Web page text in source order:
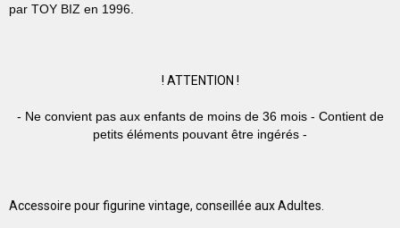
par TOY BIZ en 1996.
! ATTENTION !
- Ne convient pas aux enfants de moins de 36 mois - Contient de
petits éléments pouvant être ingérés -
Accessoire pour figurine vintage, conseillée aux Adultes.